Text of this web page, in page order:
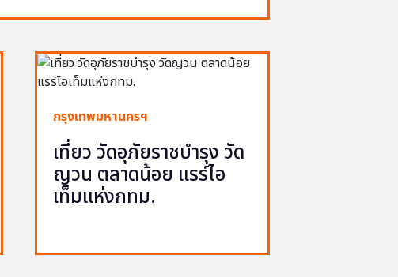
กรุงเทพมหานครฯ
เที่ยว วัดอุภัยราชบำรุง วัด
ญวน ตลาดน้อย แรร์ไอ
เท็มแห่งกทม.